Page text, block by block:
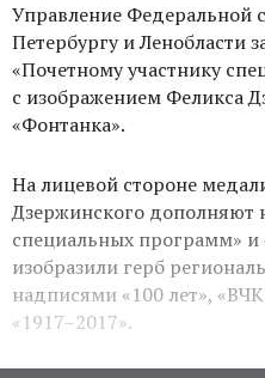
Управление Федеральной
Петербургу и Ленобласти
«Почетному участнику
с изображением Феликса
«Фонтанка».
На лицевой стороне
Дзержинского дополняют
специальных программ» и
изобразили герб
надписями «100 лет»,
«1917–2017».